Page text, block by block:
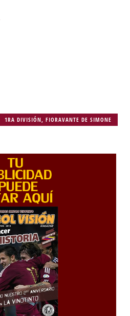
1RA DIVISIÓN ,FIORAVANTE DE SIMONE